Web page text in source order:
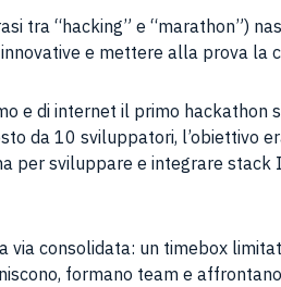
tra “hacking” e “marathon”)
e mettere alla prova la
e di internet il primo hackathon
da 10 sviluppatori, l’obiettivo
per sviluppare e integrare stack
via consolidata: un timebox
formano team e